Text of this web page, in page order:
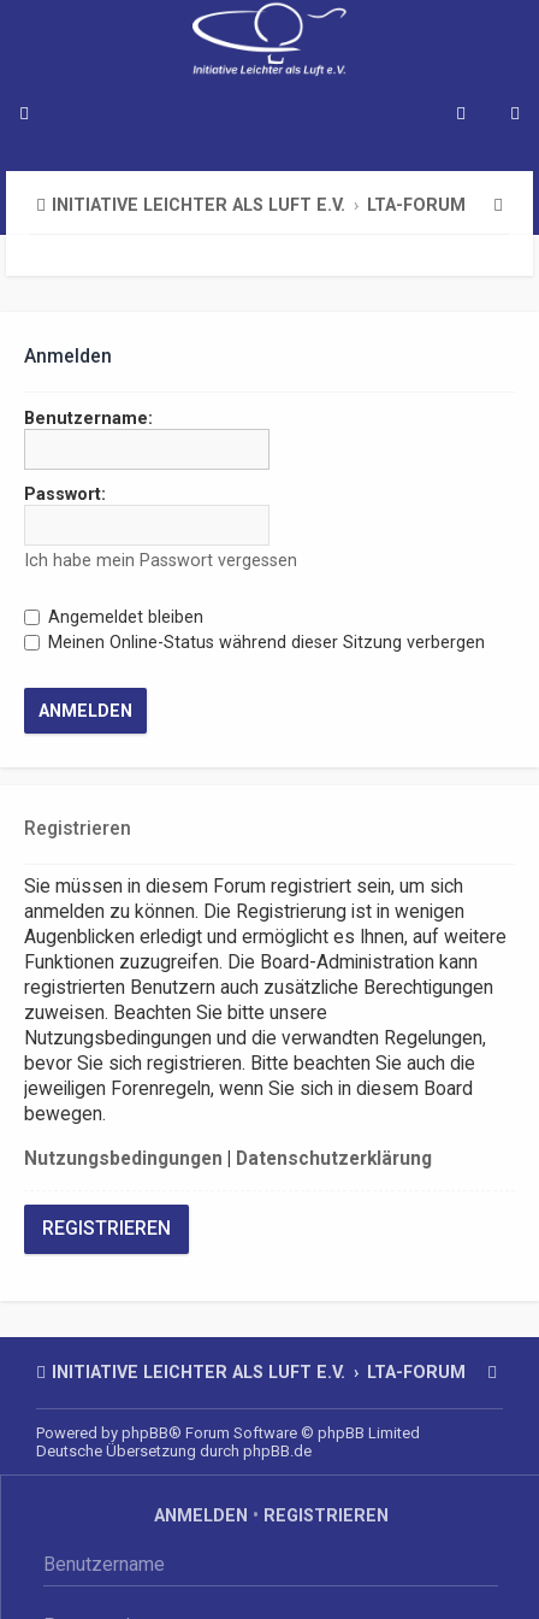
INITIATIVE LEICHTER ALS LUFT E.V. LTA-FORUM
Anmelden
Benutzername:
Passwort:
Ich habe mein Passwort vergessen
Angemeldet bleiben
Meinen Online-Status während dieser Sitzung verbergen
Registrieren
Sie müssen in diesem Forum registriert sein, um sich
anmelden zu können. Die Registrierung ist in wenigen
Augenblicken erledigt und ermöglicht es Ihnen, auf weitere
Funktionen zuzugreifen. Die Board-Administration kann
registrierten Benutzern auch zusätzliche Berechtigungen
zuweisen. Beachten Sie bitte unsere
Nutzungsbedingungen und die verwandten Regelungen,
bevor Sie sich registrieren. Bitte beachten Sie auch die
jeweiligen Forenregeln, wenn Sie sich in diesem Board
bewegen.
Nutzungsbedingungen Datenschutzerklärung
REGISTRIEREN
INITIATIVE LEICHTER ALS LUFT E.V. LTA-FORUM
Powered by phpBB® Forum Software © phpBB Limited
Deutsche Übersetzung durch phpBB.de
ANMELDEN • REGISTRIEREN